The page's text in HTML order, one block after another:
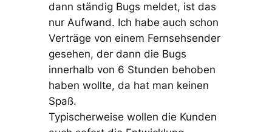
dann ständig Bugs meldet, ist das
nur Aufwand. Ich habe auch schon
Verträge von einem Fernsehsender
gesehen, der dann die Bugs
innerhalb von 6 Stunden behoben
haben wollte, da hat man keinen
Spaß.
Typischerweise wollen die Kunden